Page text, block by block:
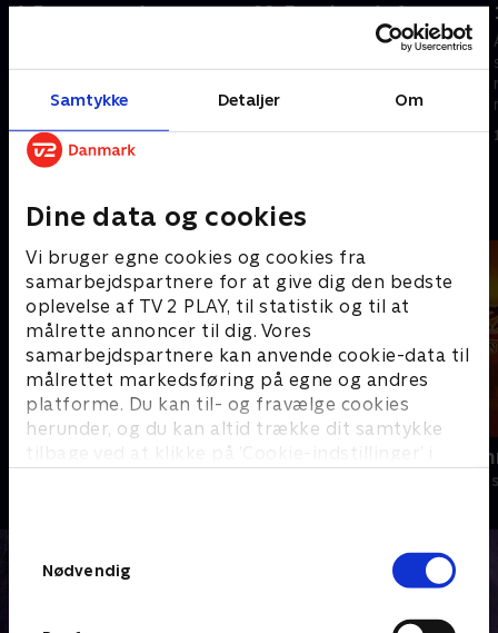
Samtykke Detaljer Om
Dine data og cookies
Vi bruger egne cookies og cookies fra
samarbejdspartnere for at give dig den bedste
oplevelse af TV 2 PLAY, til statistik og til at
målrette annoncer til dig. Vores
samarbejdspartnere kan anvende cookie-data til
målrettet markedsføring på egne og andres
platforme. Du kan til- og fravælge cookies
herunder, og du kan altid trække dit samtykke
tilbage ved at klikke på ’Cookie-indstillinger’ i
Nødvendig
4. Frøernes nat
angribe mennesker.
1. januar 2023 • 21 min
22. En snigende fare
Efter at han har været ude for
1. januar 2023 • 21 min
Andre så også
Zorro the
Børneserier •